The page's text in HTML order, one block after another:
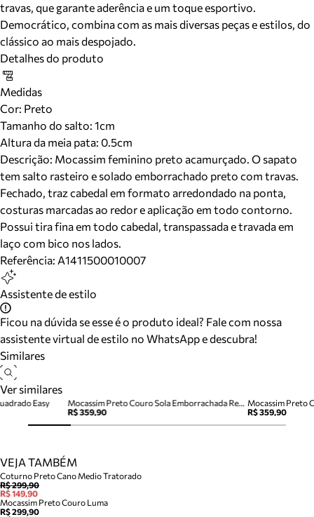
travas, que garante aderência e um toque esportivo.
Democrático, combina com as mais diversas peças e estilos, do
clássico ao mais despojado.
Detalhes do produto
Medidas
Cor: Preto
Tamanho do salto: 1cm
Altura da meia pata: 0.5cm
Descrição: Mocassim feminino preto acamurçado. O sapato
tem salto rasteiro e solado emborrachado preto com travas.
Fechado, traz cabedal em formato arredondado na ponta,
costuras marcadas ao redor e aplicação em todo contorno.
Possui tira fina em todo cabedal, transpassada e travada em
laço com bico nos lados.
Referência: A1411500010007
Assistente de estilo
Ficou na dúvida se esse é o produto ideal? Fale com nossa
assistente virtual de estilo no WhatsApp e descubra!
Similares
Ver similares
Mocassim Preto Couro Sola Emborrachada Retrô
R$ 359,90
Mocassim Preto
R$ 359,90
Easy
VEJA TAMBÉM
Coturno Preto Cano Medio Tratorado
R$ 299,90
R$ 149,90
Mocassim Preto Couro Luma
R$ 299,90